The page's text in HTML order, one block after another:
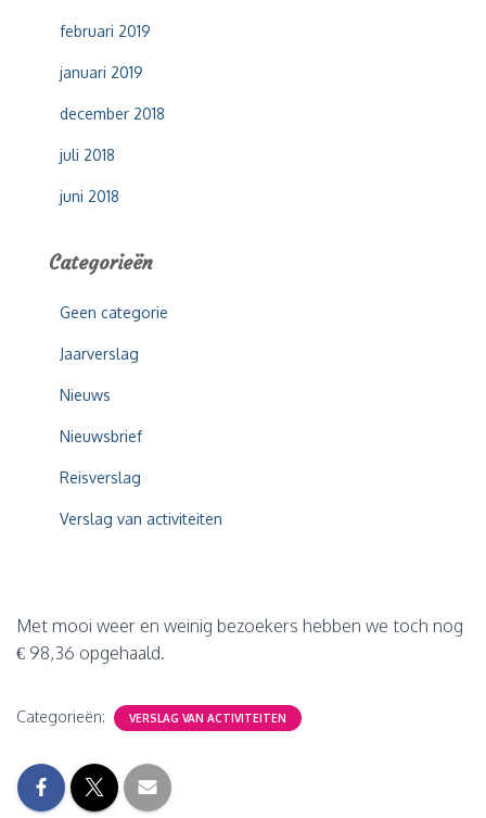
februari 2019
januari 2019
december 2018
juli 2018
juni 2018
Categorieën
Geen categorie
Jaarverslag
Nieuws
Nieuwsbrief
Reisverslag
Verslag van activiteiten
Met mooi weer en weinig bezoekers hebben we toch nog
€ 98,36 opgehaald.
Categorieën: VERSLAG VAN ACTIVITEITEN